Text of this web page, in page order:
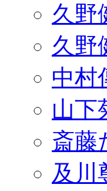
久野
久野
中村
山下
斎藤
及川